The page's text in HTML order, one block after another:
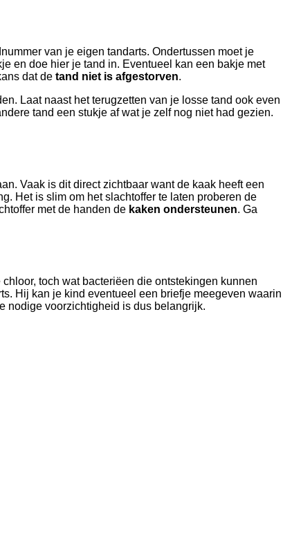
van je eigen tandarts. Ondertussen moet je
en doe hier je tand in. Eventueel kan een bakje met
dat de tand niet is afgestorven.
Laat naast het terugzetten van je losse tand ook even
tand een stukje af wat je zelf nog niet had gezien.
Vaak is dit direct zichtbaar want de kaak heeft een
Het is slim om het slachtoffer te laten proberen de
met de handen de kaken ondersteunen. Ga
toch wat bacteriëen die ontstekingen kunnen
Hij kan je kind eventueel een briefje meegeven waarin
nodige voorzichtigheid is dus belangrijk.